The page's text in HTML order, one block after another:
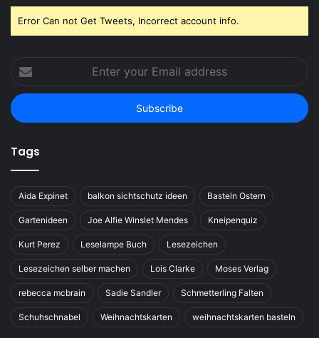
Error Can not Get Tweets, Incorrect account info.
Enter
your
Email
address
Tags
Aida Expinet balkon sichtschutz ideen Basteln Ostern
Gartenideen Joe Alfie Winslet Mendes Kneipenquiz
Kurt Perez Leselampe Buch Lesezeichen
Lesezeichen selber machen Lois Clarke Moses Verlag
rebecca mcbrain Sadie Sandler Schmetterling Falten
Schuhschnabel Weihnachtskarten weihnachtskarten basteln